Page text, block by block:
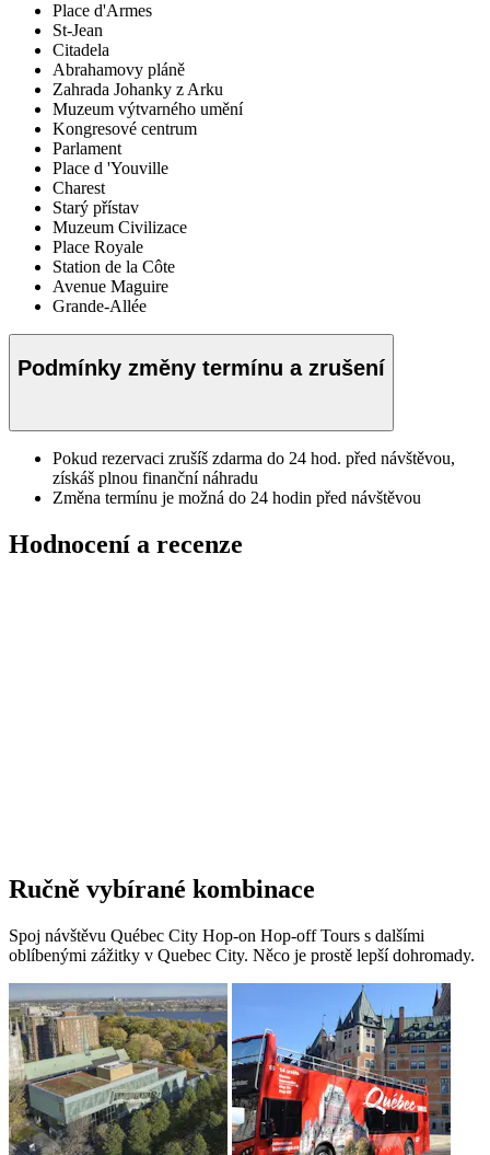
Place d'Armes
St-Jean
Citadela
Abrahamovy pláně
Zahrada Johanky z Arku
Muzeum výtvarného umění
Kongresové centrum
Parlament
Place d 'Youville
Charest
Starý přístav
Muzeum Civilizace
Place Royale
Station de la Côte
Avenue Maguire
Grande-Allée
Podmínky změny termínu a zrušení
Pokud rezervaci zrušíš zdarma do 24 hod. před návštěvou,
získáš plnou finanční náhradu
Změna termínu je možná do 24 hodin před návštěvou
Hodnocení a recenze
Ručně vybírané kombinace
Spoj návštěvu Québec City Hop-on Hop-off Tours s dalšími
oblíbenými zážitky v Quebec City. Něco je prostě lepší dohromady.